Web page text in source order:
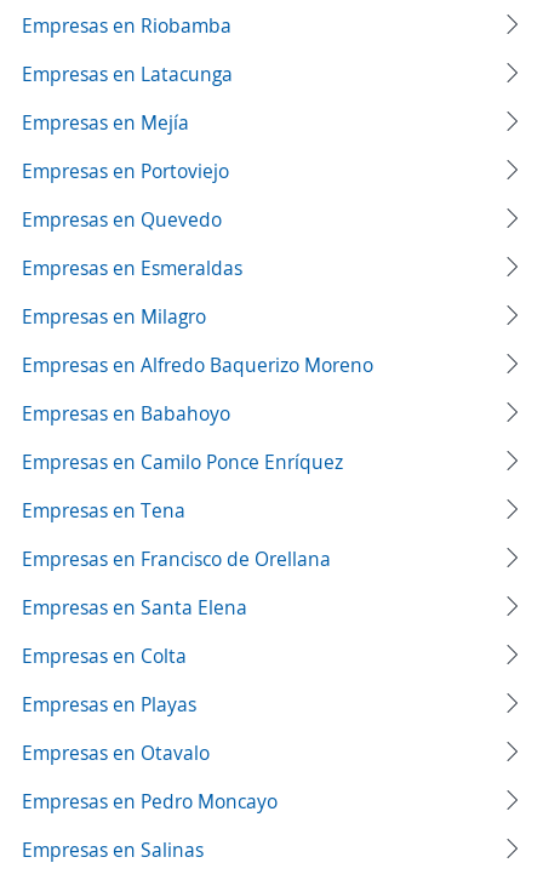
Empresas en Riobamba
Empresas en Latacunga
Empresas en Mejía
Empresas en Portoviejo
Empresas en Quevedo
Empresas en Esmeraldas
Empresas en Milagro
Empresas en Alfredo Baquerizo Moreno
Empresas en Babahoyo
Empresas en Camilo Ponce Enríquez
Empresas en Tena
Empresas en Francisco de Orellana
Empresas en Santa Elena
Empresas en Colta
Empresas en Playas
Empresas en Otavalo
Empresas en Pedro Moncayo
Empresas en Salinas